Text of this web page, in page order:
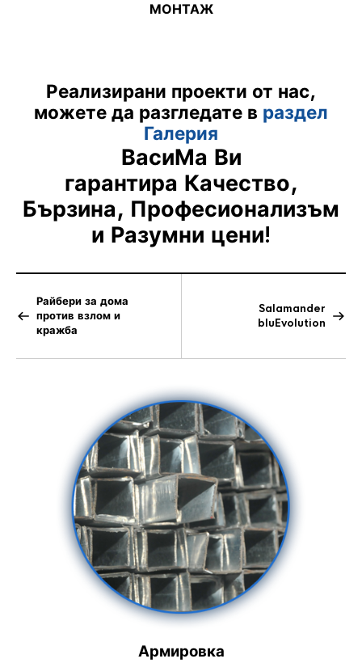
МОНТАЖ
Реализирани проекти от нас,
можете да разгледате в раздел
Галерия
ВасиМа Ви
гарантира Качество,
Бързина, Професионализъм
и Разумни цени!
Райбери за дома
против взлом и
кражба
Salamander
bluEvolution
Армировка